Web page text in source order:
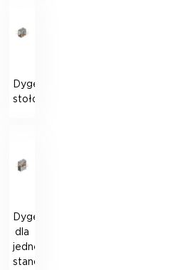
Dygestorium
stołowe
Dygestorium
dla
jednego
stanowiska